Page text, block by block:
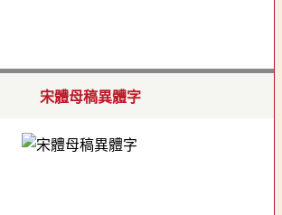
宋體母稿異體字